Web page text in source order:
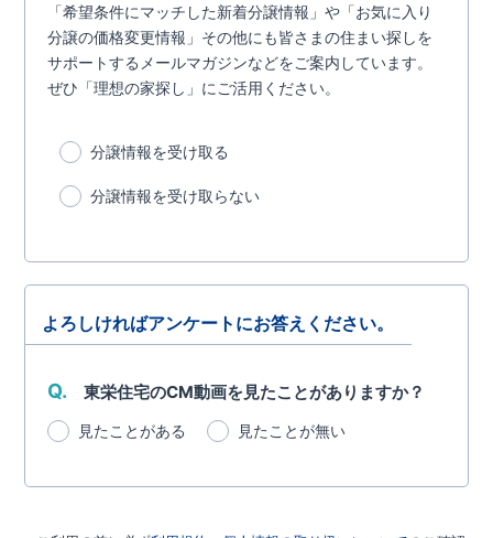
「希望条件にマッチした新着分譲情報」や「お気に入り
分譲の価格変更情報」その他にも皆さまの住まい探しを
サポートするメールマガジンなどをご案内しています。
ぜひ「理想の家探し」にご活用ください。
分譲情報を受け取る
分譲情報を受け取らない
よろしければアンケートにお答えください。
Q. 東栄住宅のCM動画を見たことがありますか？
見たことがある 見たことが無い